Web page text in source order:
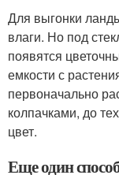
Для выгонки
влаги. Но под
появятся
емкости с
первоначально
колпачками, до
цвет.
Еще один